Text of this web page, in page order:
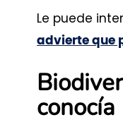
Le puede
advierte que
conocía